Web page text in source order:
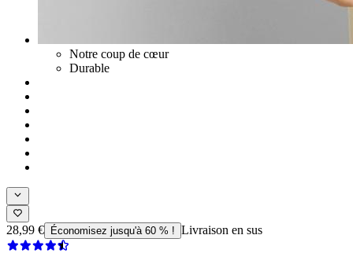
Notre coup de cœur
Durable
28,99 € Économisez jusqu'à 60 % ! Livraison en sus